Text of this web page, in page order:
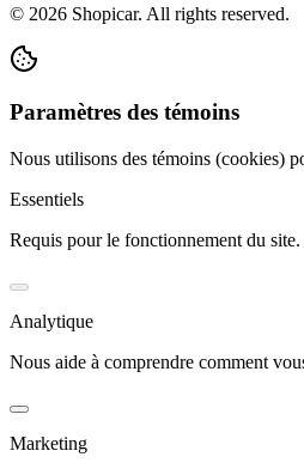
© 2026 Shopicar. All rights reserved.
Paramètres des témoins
Nous utilisons des témoins (cookies)
Essentiels
Requis pour le fonctionnement du site.
Analytique
Nous aide à comprendre comment
Marketing